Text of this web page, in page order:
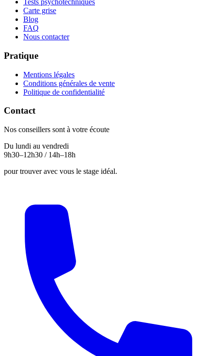
Tests psychotechniques
Carte grise
Blog
FAQ
Nous contacter
Pratique
Mentions légales
Conditions générales de vente
Politique de confidentialité
Contact
Nos conseillers sont à votre écoute
Du lundi au vendredi
9h30–12h30 / 14h–18h
pour trouver avec vous le stage idéal.